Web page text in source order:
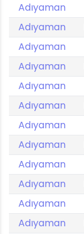
Adıyaman
Adıyaman
Adıyaman
Adıyaman
Adıyaman
Adıyaman
Adıyaman
Adıyaman
Adıyaman
Adıyaman
Adıyaman
Adıyaman